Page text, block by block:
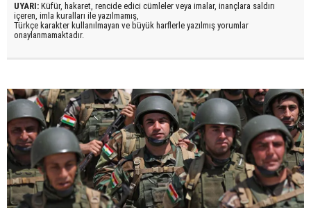
UYARI: Küfür, hakaret, rencide edici cümleler veya imalar, inançlara saldırı
içeren, imla kuralları ile yazılmamış,
Türkçe karakter kullanılmayan ve büyük harflerle yazılmış yorumlar
onaylanmamaktadır.